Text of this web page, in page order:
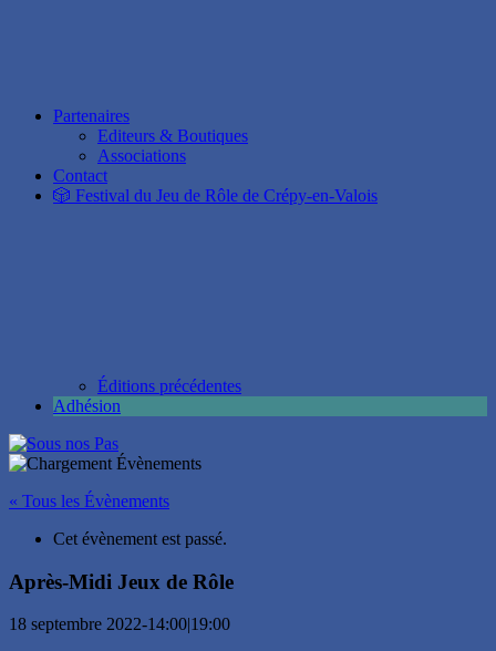
Partenaires
Editeurs & Boutiques
Associations
Contact
🎲 Festival du Jeu de Rôle de Crépy-en-Valois
Éditions précédentes
Adhésion
« Tous les Évènements
Cet évènement est passé.
Après-Midi Jeux de Rôle
18 septembre 2022-14:00|19:00